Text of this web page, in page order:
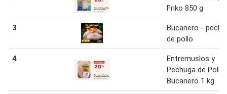
Friko 850 g
3
Bucanero -
de pollo
4
Entremuslos y
Pechuga de Pollo
Bucanero 1 kg